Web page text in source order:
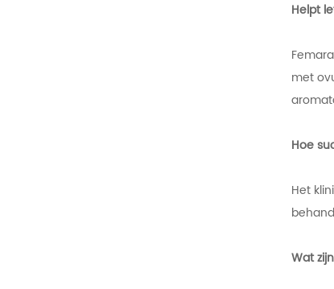
Helpt
met
Hoe
Het
Wat